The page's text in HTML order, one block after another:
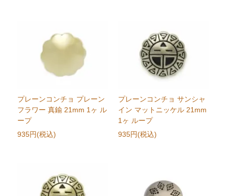
プレーンコンチョ プレーン
フラワー 真鍮 21mm 1ヶ ル
ープ
935円(税込)
プレーンコンチョ サンシャ
イン マットニッケル 21mm
1ヶ ループ
935円(税込)